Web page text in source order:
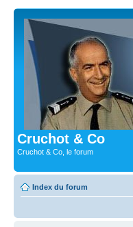
Cruchot & Co
Cruchot & Co, le forum
Index du forum